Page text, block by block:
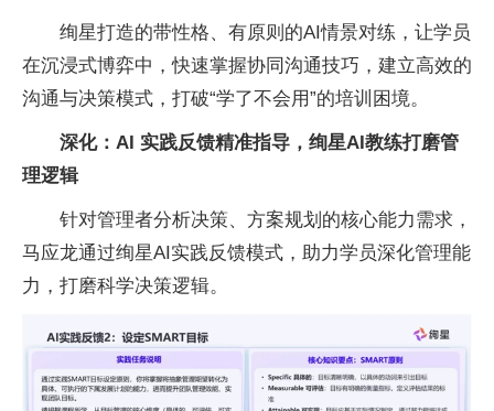
绚星打造的带性格、有原则的AI情景对练，让学员
在沉浸式博弈中，快速掌握协同沟通技巧，建立高效的
沟通与决策模式，打破“学了不会用”的培训困境。
深化：AI 实践反馈精准指导， 绚星AI教练打磨管
理逻辑
针对管理者分析决策、方案规划的核心能力需求，
马应龙通过绚星AI实践反馈模式，助力学员深化管理能
力，打磨科学决策逻辑。